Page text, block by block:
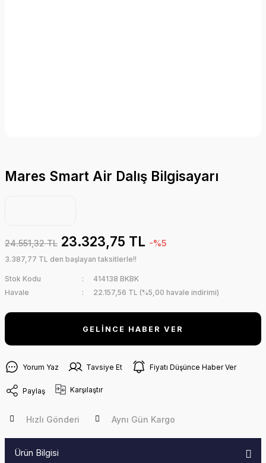
Mares Smart Air Dalış Bilgisayarı
24.551,32 TL 23.323,75 TL -%5
3.387,77 TL den başlayan taksitlerle!!
Stok Kodu
414138 BKBK
Havale
22.157,56 TL (%5,00 havale indirimi)
GELİNCE HABER VER
Yorum Yaz Tavsiye Et Fiyatı Düşünce Haber Ver
Paylaş Karşılaştır
Hızlı Gönderi Aynı Gün Kargo
Ürün Bilgisi